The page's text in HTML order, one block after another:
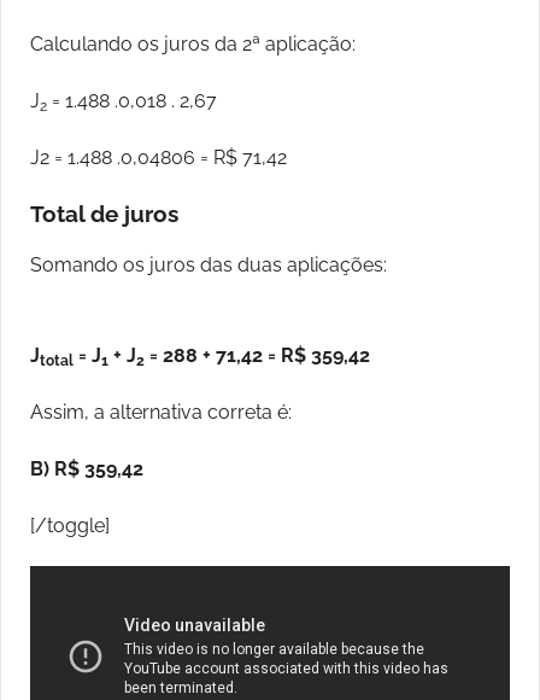
Calculando os juros da 2ª aplicação:
J2 = 1.488 .0,018 . 2,67
J2 = 1.488 .0,04806 = R$ 71,42
Total de juros
Somando os juros das duas aplicações:
Jtotal = J1 + J2 = 288 + 71,42 = R$ 359,42
Assim, a alternativa correta é:
B) R$ 359,42
[/toggle]